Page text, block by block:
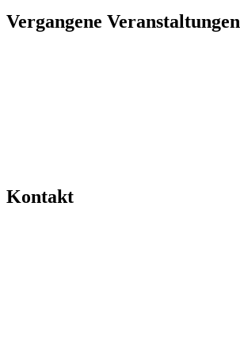
Vergangene Veranstaltungen
Kontakt